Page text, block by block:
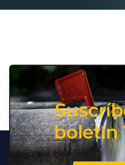
boletín